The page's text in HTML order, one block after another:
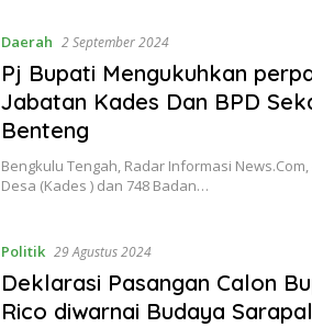
Daerah 2 September 2024
Pj Bupati Mengukuhkan
Jabatan Kades Dan BPD
Benteng
Bengkulu Tengah, Radar Informasi
Desa (Kades ) dan 748 Badan…
Politik 29 Agustus 2024
Deklarasi Pasangan Calon
Rico diwarnai Budaya